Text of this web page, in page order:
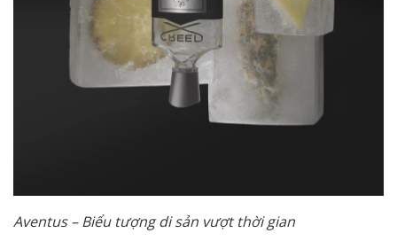
Aventus – Biểu tượng di sản vượt thời gian